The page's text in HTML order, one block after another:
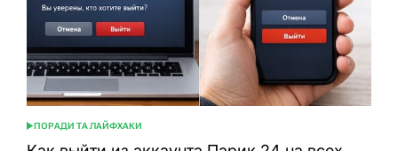
ОПУБЛІКУВАТИ
У
ПОРАДИ ТА ЛАЙФХАКИ